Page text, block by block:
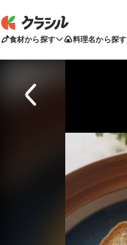
食材から探す 料理名から探す